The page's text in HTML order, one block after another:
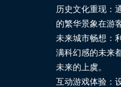
历史文化重现：
的繁华景象在游
未来城市畅想：
满科幻感的未来
未来的上虞。
互动游戏体验：